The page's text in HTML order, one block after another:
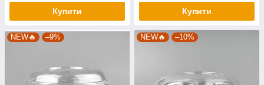
Купити Купити
NEW🔥 –9% NEW🔥 –10%